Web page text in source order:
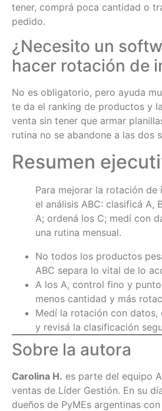
tener, comprá poca cantidad o
pedido.
¿Necesito un
hacer rotación de
No es obligatorio, pero ayuda
te da el ranking de productos y
venta sin tener que armar
rutina no se abandone a las dos
Resumen
Para mejorar la rotación de
el análisis ABC: clasificá A,
A; ordená los C; medí con
una rutina mensual.
No todos los productos
ABC separa lo vital de lo
A los A, control fino y
menos cantidad y más
Medí la rotación con datos,
y revisá la clasificación
Sobre la autora
Carolina H. es parte del equipo
ventas de Líder Gestión. En su
dueños de PyMEs argentinas